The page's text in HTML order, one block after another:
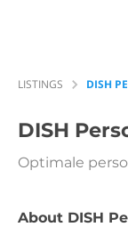
LISTINGS DISH
DISH
Optimale
About DISH